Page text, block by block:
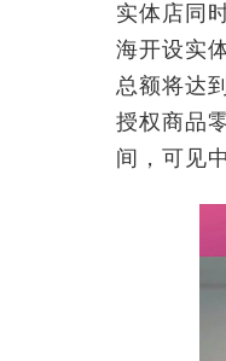
实体店同
海开设实
总额将达
授权商品
间，可见